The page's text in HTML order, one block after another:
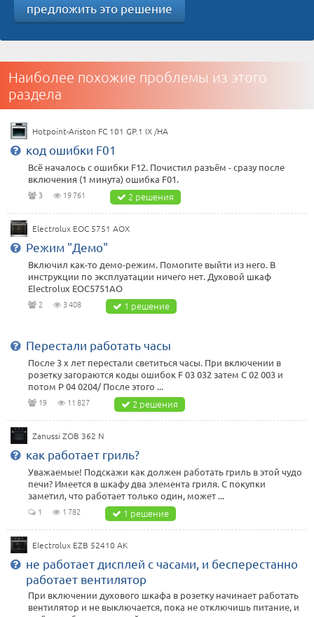
предложить это решение
Наиболее похожие проблемы из этого
раздела
Hotpoint-Ariston FC 101 GP.1 IX /HA
код ошибки F01
Всё началось с ошибки F12. Почистил разъём - сразу после
включения (1 минута) ошибка F01.
3 19 761 2 решения
Electrolux EOC 5751 AOX
Режим "Демо"
Включил как-то демо-режим. Помогите выйти из него. В
инструкции по эксплуатации ничего нет. Духовой шкаф
Electrolux EOC5751AO
2 3 408 1 решение
Перестали работать часы
После 3 х лет перестали светиться часы. При включении в
розетку загораются коды ошибок F 03 032 затем C 02 003 и
потом P 04 0204/ После этого ...
19 11 827 2 решения
Zanussi ZOB 362 N
как работает гриль?
Уважаемые! Подскажи как должен работать гриль в этой чудо
печи? Имеется в шкафу два элемента гриля. С покупки
заметил, что работает только один, может ...
1 1 782 1 решение
Electrolux EZB 52410 AK
не работает дисплей с часами, и бесперестанно
работает вентилятор
При включении духового шкафа в розетку начинает работать
вентилятор и не выключается, пока не отключишь питание, и